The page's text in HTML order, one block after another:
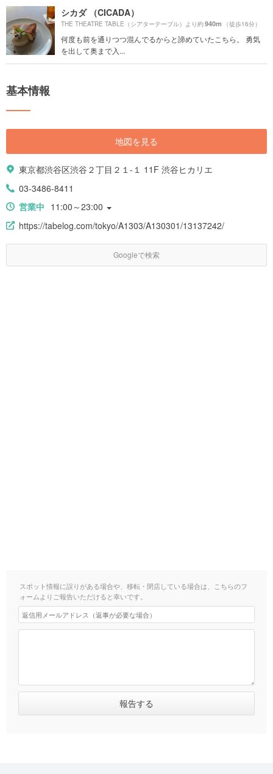
シカダ （CICADA）
THE THEATRE TABLE（シアターテーブル）より約940m （徒歩16分）
何度も前を通りつつ混んでるからと諦めていたこちら。 勇気
を出して奥まで入...
基本情報
地図を見る
東京都渋谷区渋谷２丁目２１-１ 11F 渋谷ヒカリエ
03-3486-8411
営業中 11:00～23:00
https://tabelog.com/tokyo/A1303/A130301/13137242/
Googleで検索
スポット情報に誤りがある場合や、移転・閉店している場合は、こちらのフ
ォームよりご報告いただけると幸いです。